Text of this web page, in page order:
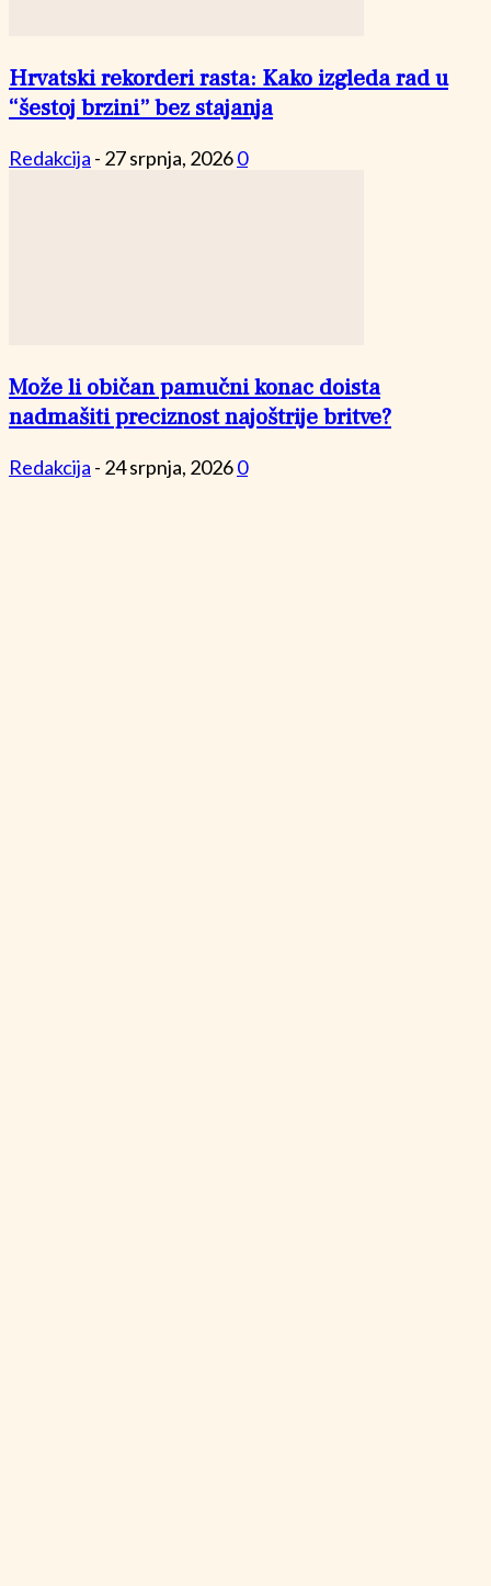
Hrvatski rekorderi rasta: Kako izgleda rad u
“šestoj brzini” bez stajanja
Redakcija - 27 srpnja, 20260
Može li običan pamučni konac doista
nadmašiti preciznost najoštrije britve?
Redakcija - 24 srpnja, 20260